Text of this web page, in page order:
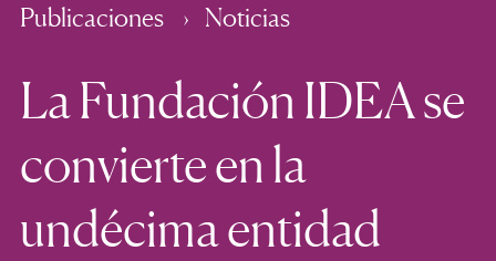
Publicaciones Noticias
La Fundación IDEA se
convierte en la
undécima entidad